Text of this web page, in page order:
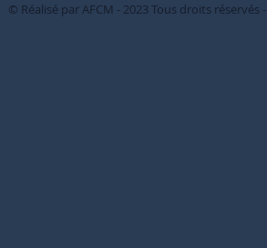
© Réalisé par AFCM - 2023 Tous droits réservés -